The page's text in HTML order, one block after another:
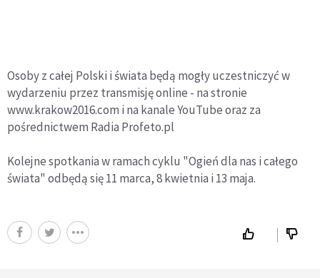
Osoby z całej Polski i świata będą mogły uczestniczyć w
wydarzeniu przez transmisję online - na stronie
www.krakow2016.com i na kanale YouTube oraz za
pośrednictwem Radia Profeto.pl
Kolejne spotkania w ramach cyklu "Ogień dla nas i całego
świata" odbędą się 11 marca, 8 kwietnia i 13 maja.